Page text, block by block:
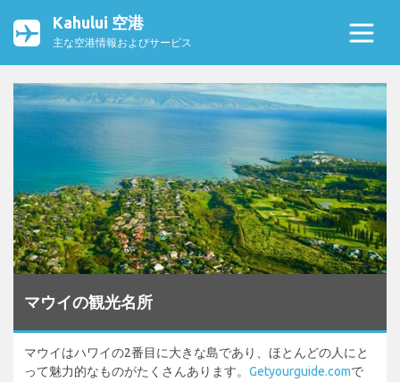
Kahului 空港
主な空港情報およびサービス
マウイの観光名所
マウイはハワイの2番目に大きな島であり、ほとんどの人にと
って魅力的なものがたくさんあります。 Getyourguide.comで